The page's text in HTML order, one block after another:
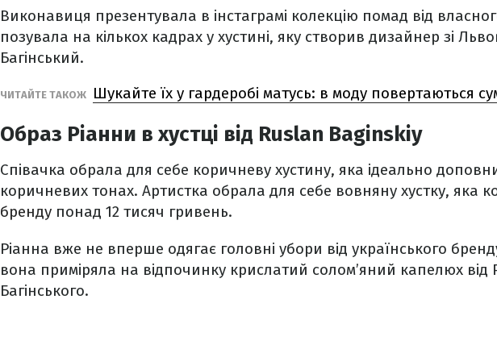
Виконавиця презентувала в інстаграмі колекцію помад від
позувала на кількох кадрах у хустині, яку створив дизайнер зі
Багінський.
ЧИТАЙТЕ ТАКОЖ Шукайте їх у гардеробі матусь: в моду повертаються
Образ Ріанни в хустці від Ruslan Baginskiy
Співачка обрала для себе коричневу хустину, яка ідеально
коричневих тонах. Артистка обрала для себе вовняну хустку, яка
бренду понад 12 тисяч гривень.
Ріанна вже не вперше одягає головні убори від українського
вона приміряла на відпочинку крислатий солом’яний капелюх від
Багінського.